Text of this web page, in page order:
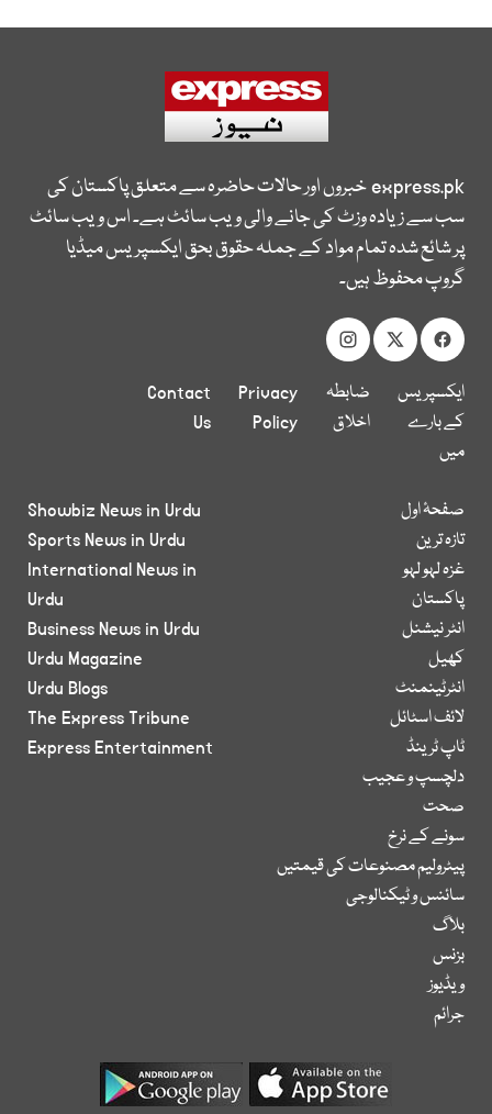
express.pkخبروں اور حالات حاضرہ سے متعلق پاکستان کی
سب سے زیادہ وزٹ کی جانے والی ویب سائٹ ہے۔ اس ویب سائٹ
پر شائع شدہ تمام مواد کے جملہ حقوق بحق ایکسپریس میڈیا
گروپ محفوظ ہیں۔
ایکسپریس
کے بارے
میں
ضابطہ
اخلاق
Privacy
Policy
Contact
Us
صفحۂ اول
تازہ ترین
غزہ لہو لہو
پاکستان
انٹر نیشنل
کھیل
انٹرٹینمنٹ
لائف اسٹائل
ٹاپ ٹرینڈ
دلچسپ و عجیب
صحت
سونے کے نرخ
پیٹرولیم مصنوعات کی قیمتیں
سائنس و ٹیکنالوجی
بلاگ
بزنس
ویڈیوز
جرائم
Showbiz News in Urdu
Sports News in Urdu
International News in
Urdu
Business News in Urdu
Urdu Magazine
Urdu Blogs
The Express Tribune
Express Entertainment